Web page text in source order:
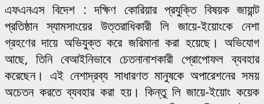
এফএনএস বিদেশ : দক্ষিণ কোরিয়ার প্রযুক্তি বিষয়ক জায়ান্ট
প্রতিষ্ঠান স্যামসাংয়ের উত্তরাধিকারী লি জায়ে-ইয়োংকে নেশা
গ্রহণের দায়ে অভিযুক্ত করে জরিমানা করা হয়েছে। অভিযোগ
আছে, তিনি বেআইনিভাবে চেতনানাশকারী প্রোপোফল ব্যবহার
করেছেন। এই নেশাদ্রব্য সাধারণত মানুষকে অপারেশনের সময়
অচেতন করতে ব্যবহার করা হয়। কিন্তু লি জায়ে-ইয়োং কয়েক